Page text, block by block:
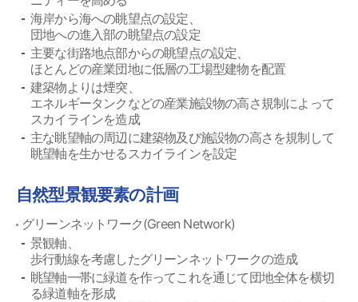
海岸から海への眺望点の設定、
団地への進入部の眺望点の設定
主要な街路地点部からの眺望点の設定、
ほとんどの産業団地に低層の工場型建物を配置
建築物よりは煙突、
エネルギータンクなどの産業施設物の高さ規制によって
スカイラインを造成
主な眺望軸の周辺に建築物及び施設物の高さを規制して
眺望軸を生かせるスカイラインを設定
自然型景観要素の計画
グリーンネットワーク(Green Network)
景観軸、
歩行動線を考慮したグリーンネットワークの造成
眺望軸一帯に緑道を作ってこれを通じて団地全体を横切
る緑道軸を形成